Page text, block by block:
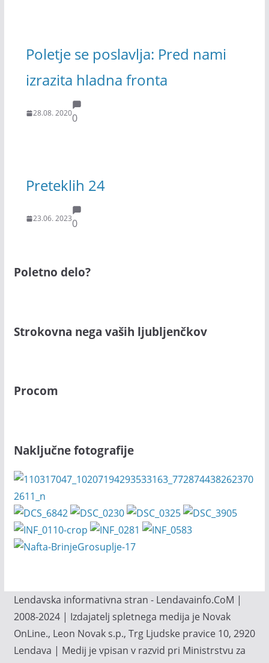
Poletje se poslavlja: Pred nami
izrazita hladna fronta
28.08. 20200
Preteklih 24
23.06. 20230
Poletno delo?
Strokovna nega vaših ljubljenčkov
Procom
Naključne fotografije
Lendavska informativna stran - Lendavainfo.CoM |
2008-2024 | Izdajatelj spletnega medija je Novak
OnLine., Leon Novak s.p., Trg Ljudske pravice 10, 2920
Lendava | Medij je vpisan v razvid pri Ministrstvu za